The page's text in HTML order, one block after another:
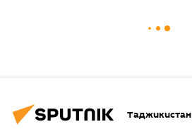
Таджикистан